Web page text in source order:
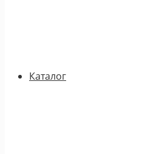
Каталог